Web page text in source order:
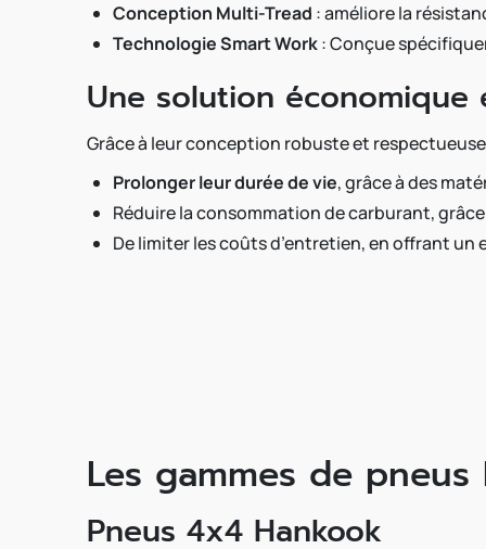
Conception Multi-Tread : améliore la
Technologie Smart Work: Conçue
Une solution économique
Grâce à leur conception robuste et
Prolonger leur durée de vie, grâce à des
Réduire la consommation de carburant,
De limiter les coûts d’entretien, en offrant
Les gammes de
Pneus 4x4 Hankook